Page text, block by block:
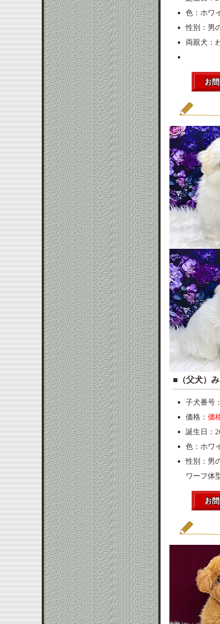
色：ホワ
性別：男
両親犬
■（父犬）
子犬番号
価格： 価
誕生日：
色：ホワ
性別：
ワーフ体